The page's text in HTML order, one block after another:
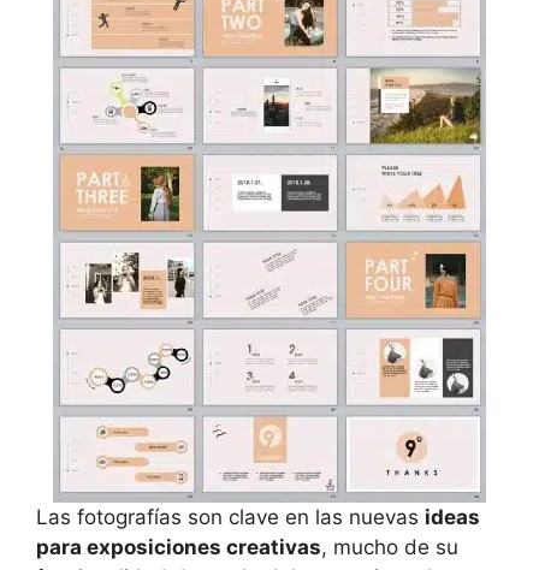
Las fotografías son clave en las nuevas ideas
para exposiciones creativas, mucho de su